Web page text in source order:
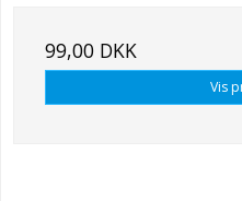
99,00 DKK
Vis